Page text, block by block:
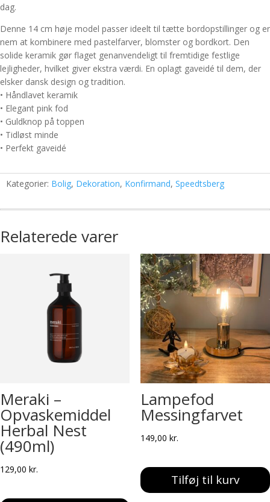
dag.
Denne 14 cm høje model passer ideelt til tætte bordopstillinger og er
nem at kombinere med pastelfarver, blomster og bordkort. Den
solide keramik gør flaget genanvendeligt til fremtidige festlige
lejligheder, hvilket giver ekstra værdi. En oplagt gaveidé til dem, der
elsker dansk design og tradition.
• Håndlavet keramik
• Elegant pink fod
• Guldknop på toppen
• Tidløst minde
• Perfekt gaveidé
Kategorier: Bolig, Dekoration, Konfirmand, Speedtsberg
Relaterede varer
Meraki –
Opvaskemiddel
Herbal Nest
(490ml)
129,00 kr.
Lampefod
Messingfarvet
149,00 kr.
Tilføj til kurv